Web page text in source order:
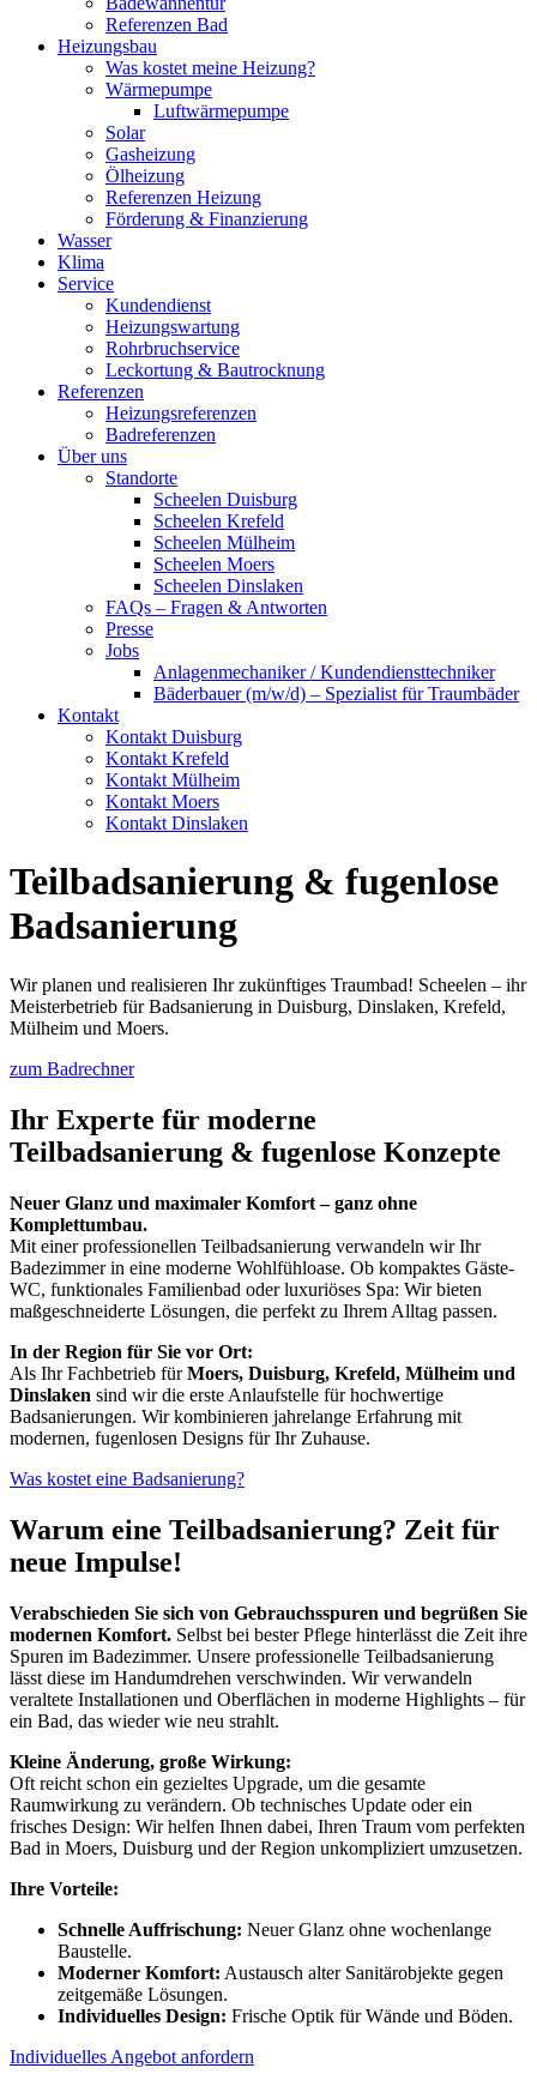
Referenzen Bad
Heizungsbau
Was kostet meine Heizung?
Wärmepumpe
Luftwärmepumpe
Solar
Gasheizung
Ölheizung
Referenzen Heizung
Förderung & Finanzierung
Wasser
Klima
Service
Kundendienst
Heizungswartung
Rohrbruchservice
Leckortung & Bautrocknung
Referenzen
Heizungsreferenzen
Badreferenzen
Über uns
Standorte
Scheelen Duisburg
Scheelen Krefeld
Scheelen Mülheim
Scheelen Moers
Scheelen Dinslaken
FAQs – Fragen & Antworten
Presse
Jobs
Anlagenmechaniker / Kundendiensttechniker
Bäderbauer (m/w/d) – Spezialist für Traumbäder
Kontakt
Kontakt Duisburg
Kontakt Krefeld
Kontakt Mülheim
Kontakt Moers
Kontakt Dinslaken
Teilbadsanierung & fugenlose
Badsanierung
Wir planen und realisieren Ihr zukünftiges Traumbad! Scheelen – ihr
Meisterbetrieb für Badsanierung in Duisburg, Dinslaken, Krefeld,
Mülheim und Moers.
zum Badrechner
Ihr Experte für moderne
Teilbadsanierung & fugenlose Konzepte
Neuer Glanz und maximaler Komfort – ganz ohne
Komplettumbau.
Mit einer professionellen Teilbadsanierung verwandeln wir Ihr
Badezimmer in eine moderne Wohlfühloase. Ob kompaktes Gäste-
WC, funktionales Familienbad oder luxuriöses Spa: Wir bieten
maßgeschneiderte Lösungen, die perfekt zu Ihrem Alltag passen.
In der Region für Sie vor Ort:
Als Ihr Fachbetrieb fürMoers, Duisburg, Krefeld, Mülheim und
Dinslaken sind wir die erste Anlaufstelle für hochwertige
Badsanierungen. Wir kombinieren jahrelange Erfahrung mit
modernen, fugenlosen Designs für Ihr Zuhause.
Was kostet eine Badsanierung?
Warum eine Teilbadsanierung? Zeit für
neue Impulse!
Verabschieden Sie sich von Gebrauchsspuren und begrüßen Sie
modernen Komfort. Selbst bei bester Pflege hinterlässt die Zeit ihre
Spuren im Badezimmer. Unsere professionelle Teilbadsanierung
lässt diese im Handumdrehen verschwinden. Wir verwandeln
veraltete Installationen und Oberflächen in moderne Highlights – für
ein Bad, das wieder wie neu strahlt.
Kleine Änderung, große Wirkung:
Oft reicht schon ein gezieltes Upgrade, um die gesamte
Raumwirkung zu verändern. Ob technisches Update oder ein
frisches Design: Wir helfen Ihnen dabei, Ihren Traum vom perfekten
Bad in Moers, Duisburg und der Region unkompliziert umzusetzen.
Ihre Vorteile:
Schnelle Auffrischung: Neuer Glanz ohne wochenlange
Baustelle.
Moderner Komfort: Austausch alter Sanitärobjekte gegen
zeitgemäße Lösungen.
Individuelles Design: Frische Optik für Wände und Böden.
Individuelles Angebot anfordern